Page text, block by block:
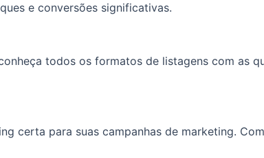
e conversões significativas.
todos os formatos de listagens com as
certa para suas campanhas de marketing.